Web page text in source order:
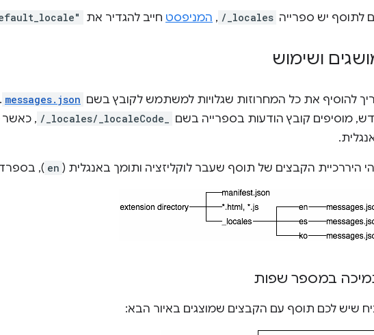
לתוסף יש ספרייה /_locales
, המניפסט חייב להגדיר את
ושימוש
להוסיף את כל המחרוזות שגלויות למשתמש לקובץ בשם messages.json
מוסיפים קובץ הודעות בספרייה בשם
/_locales/_localeCode_ , כאשר
היררכיית הקבצים של תוסף שעבר לוקליזציה ותומך באנגלית ( en
),
במספר שפות
שיש לכם תוסף עם הקבצים שמוצגים באיור הבא: